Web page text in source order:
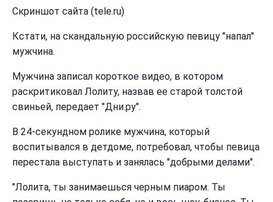
Скриншот сайта (tele.ru)
Кстати, на скандальную российскую певицу "напал"
мужчина.
Мужчина записал короткое видео, в котором
раскритиковал Лолиту, назвав ее старой толстой
свиньей, передает "Дни.ру".
В 24-секундном ролике мужчина, который
воспитывался в детдоме, потребовал, чтобы певица
перестала выступать и занялась "добрыми делами".
"Лолита, ты занимаешься черным пиаром. Ты